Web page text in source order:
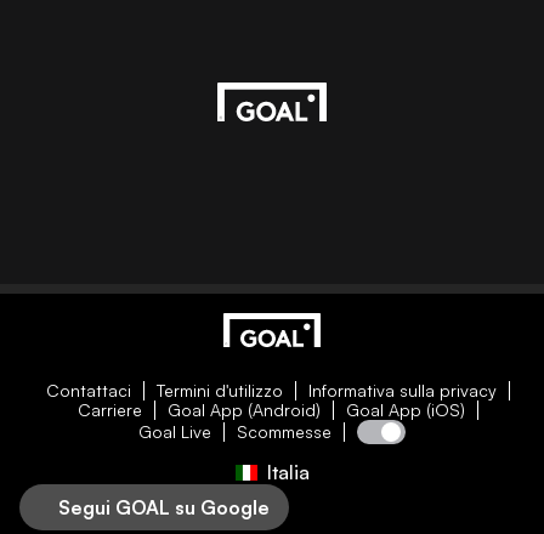
Contattaci Termini d'utilizzo
Informativa sulla privacy
Carriere
Goal App (Android)
Goal App (iOS)
Goal Live
Scommesse
Italia
Segui GOAL su Google